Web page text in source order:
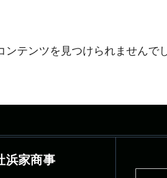
ンテンツを見つけられませんで
浜家商事